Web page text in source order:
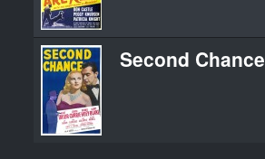
Second Chance